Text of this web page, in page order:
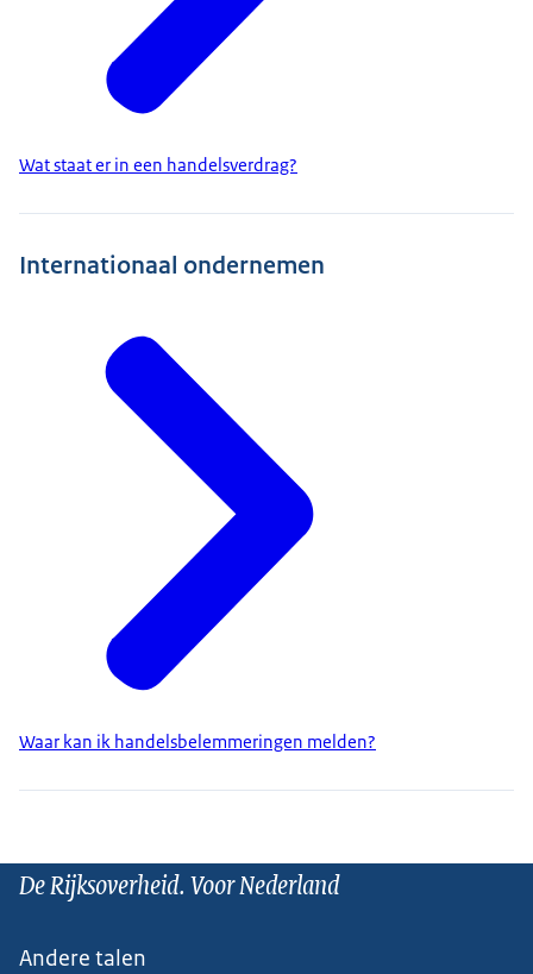
Wat staat er in een handelsverdrag?
Internationaal ondernemen
Waar kan ik handelsbelemmeringen melden?
De Rijksoverheid. Voor Nederland
Andere talen